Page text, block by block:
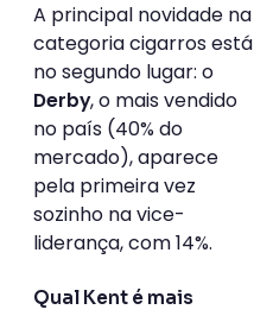
A principal novidade na
categoria cigarros está
no segundo lugar: o
Derby, o mais vendido
no país (40% do
mercado), aparece
pela primeira vez
sozinho na vice-
liderança, com 14%.
Qual Kent é mais